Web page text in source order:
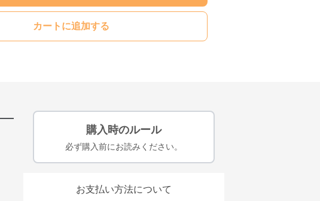
カートに追加する
購入時のルール
必ず購入前にお読みください。
お支払い方法について